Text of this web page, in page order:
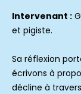
Intervenant :
et pigiste.
Sa réflexion
écrivons à
décline à